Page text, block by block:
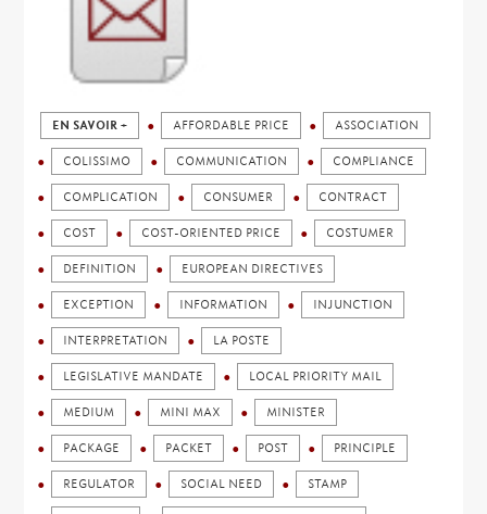
EN SAVOIR + AFFORDABLE PRICE ASSOCIATION
COLISSIMO COMMUNICATION COMPLIANCE
COMPLICATION CONSUMER CONTRACT
COST COST-ORIENTED PRICE COSTUMER
DEFINITION EUROPEAN DIRECTIVES
EXCEPTION INFORMATION INJUNCTION
INTERPRETATION LA POSTE
LEGISLATIVE MANDATE LOCAL PRIORITY MAIL
MEDIUM MINI MAX MINISTER
PACKAGE PACKET POST PRINCIPLE
REGULATOR SOCIAL NEED STAMP